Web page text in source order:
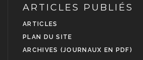
ARTICLES PUBLIÉS
ARTICLES
PLAN DU SITE
ARCHIVES (JOURNAUX EN PDF)